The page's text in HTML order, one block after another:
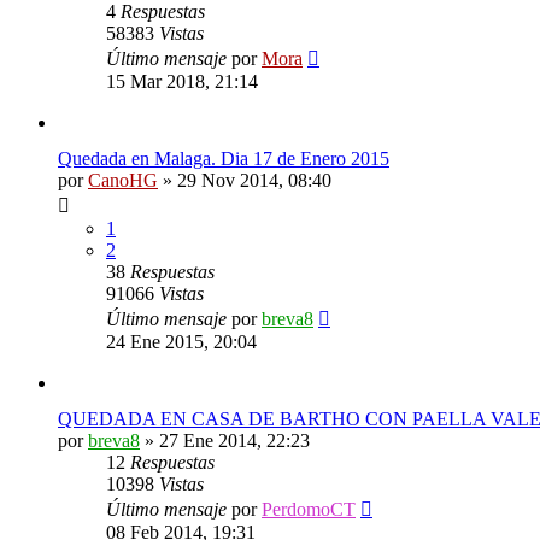
4 Respuestas
58383 Vistas
Último mensaje porMora
15 Mar 2018, 21:14
Quedada en Malaga. Dia 17 de Enero 2015
porCanoHG » 29 Nov 2014, 08:40
1
2
38 Respuestas
91066 Vistas
Último mensaje porbreva8
24 Ene 2015, 20:04
QUEDADA EN CASA DE BARTHO CON PAELLA
porbreva8 » 27 Ene 2014, 22:23
12 Respuestas
10398 Vistas
Último mensaje porPerdomoCT
08 Feb 2014, 19:31